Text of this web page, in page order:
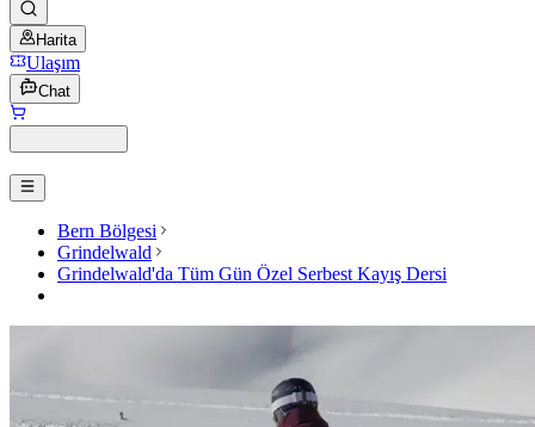
Harita
Ulaşım
Chat
Bern Bölgesi
Grindelwald
Grindelwald'da Tüm Gün Özel Serbest Kayış Dersi